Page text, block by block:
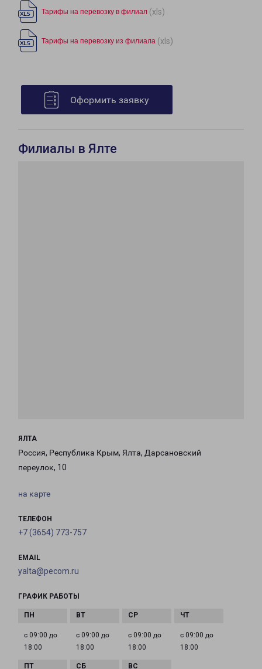
Тарифы на перевозку в филиал (xls)
Тарифы на перевозку из филиала (xls)
Оформить заявку
Филиалы в Ялте
ЯЛТА
Россия, Республика Крым, Ялта, Дарсановский
переулок, 10
на карте
ТЕЛЕФОН
+7 (3654) 773-757
EMAIL
yalta@pecom.ru
ГРАФИК РАБОТЫ
с 09:00 до
18:00
с 09:00 до
18:00
с 09:00 до
18:00
с 09:00 до
18:00